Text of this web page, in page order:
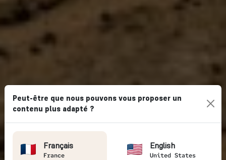
Peut-être que nous pouvons vous proposer un
contenu plus adapté ?
Français
France
English
United States